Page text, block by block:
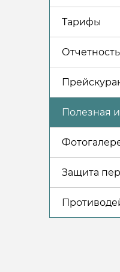
Тарифы
Отчетность
Полезная
Защита